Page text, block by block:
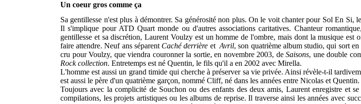
Un coeur gros comme ça
Sa gentillesse n'est plus à démontrer. Sa générosité non plus. On le voit chanter pour Sol En Si,
Il s'implique pour ATD Quart monde ou d'autres associations caritatives. Chanteur
gentillesse et sa discrétion, Laurent Voulzy est un homme de l'ombre, mais dont la musique est
faire attendre. Neuf ans séparent Caché derrière etAvril, son quatrième album studio, qui sort
cru pour Voulzy, que viendra couronner la sortie, en novembre 2003, de Saisons, une double
Rock collection. Entretemps est né Quentin, le fils qu'il a en 2002 avec Mirella.
L'homme est aussi un grand timide qui cherche à préserver sa vie privée. Ainsi révèle-t-il
est aussi le père d'un quatrième garçon, nommé Cliff, né dans les années entre Nicolas et Quentin.
Toujours avec la complicité de Souchon ou des enfants des deux amis, Laurent enregistre et
compilations, les projets artistiques ou les albums de reprise. Il traverse ainsi les années avec